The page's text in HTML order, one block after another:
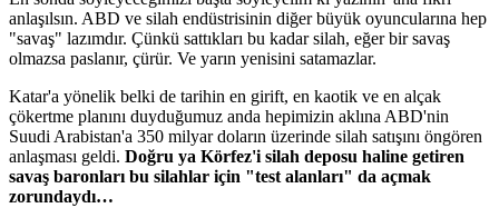
anlaşılsın. ABD ve silah endüstrisinin diğer büyük oyuncularına hep
"savaş" lazımdır. Çünkü sattıkları bu kadar silah, eğer bir savaş
olmazsa paslanır, çürür. Ve yarın yenisini satamazlar.
Katar'a yönelik belki de tarihin en girift, en kaotik ve en alçak
çökertme planını duyduğumuz anda hepimizin aklına ABD'nin
Suudi Arabistan'a 350 milyar doların üzerinde silah satışını öngören
anlaşması geldi. Doğru ya Körfez'i silah deposu haline getiren
savaş baronları bu silahlar için "test alanları" da açmak
zorundaydı…